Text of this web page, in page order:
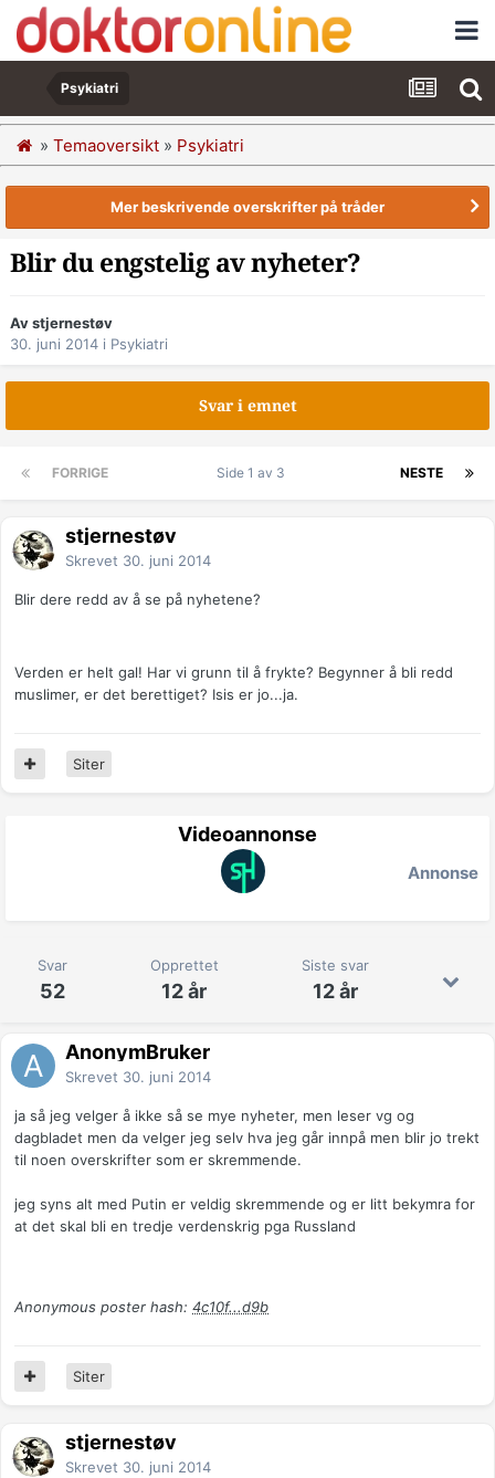
Psykiatri
» Temaoversikt » Psykiatri
Mer beskrivende overskrifter på tråder
Blir du engstelig av nyheter?
Av stjernestøv
30. juni 2014 i Psykiatri
Svar i emnet
FORRIGE NESTE
Side 1 av 3
stjernestøv
Skrevet 30. juni 2014
Blir dere redd av å se på nyhetene?
Verden er helt gal! Har vi grunn til å frykte? Begynner å bli redd
muslimer, er det berettiget? Isis er jo...ja.
Siter
Videoannonse
Annonse
Svar
52
Opprettet
12 år
Siste svar
12 år
AnonymBruker
Skrevet 30. juni 2014
ja så jeg velger å ikke så se mye nyheter, men leser vg og
dagbladet men da velger jeg selv hva jeg går innpå men blir jo trekt
til noen overskrifter som er skremmende.
jeg syns alt med Putin er veldig skremmende og er litt bekymra for
at det skal bli en tredje verdenskrig pga Russland
Anonymous poster hash: 4c10f...d9b
Siter
stjernestøv
Skrevet 30. juni 2014